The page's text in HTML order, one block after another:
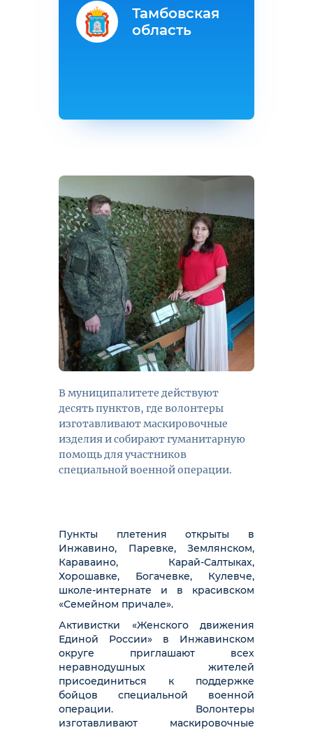
В муниципалитете действуют
десять пунктов, где волонтеры
изготавливают маскировочные
изделия и собирают гуманитарную
помощь для участников
специальной военной операции.
Пункты плетения открыты в
Инжавино, Паревке, Землянском,
Караваино, Карай-Салтыках,
Хорошавке, Богачевке, Кулевче,
школе-интернате и в красивском
«Семейном причале».
Активистки «Женского движения
Единой России» в Инжавинском
округе приглашают всех
неравнодушных жителей
присоединиться к поддержке
бойцов специальной военной
операции. Волонтеры
изготавливают маскировочные
Тамбовская
область